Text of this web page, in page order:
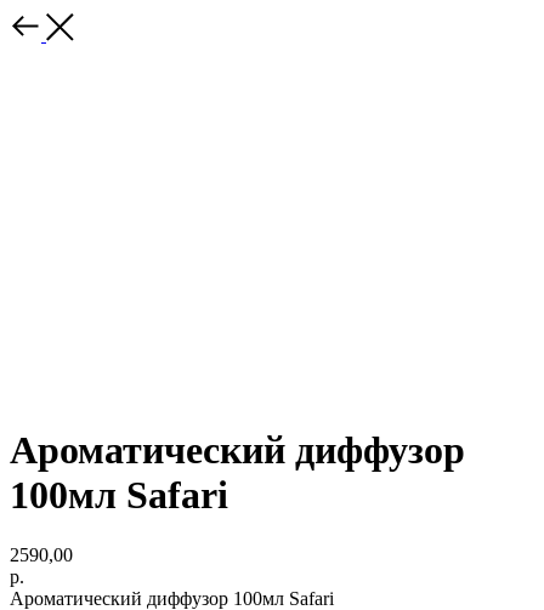
Ароматический диффузор
100мл Safari
2590,00
р.
Ароматический диффузор 100мл Safari